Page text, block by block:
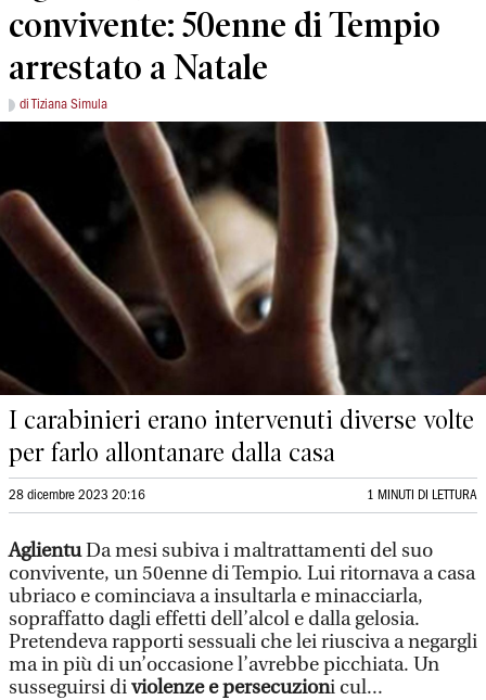
convivente: 50enne di Tempio
arrestato a Natale
di Tiziana Simula
I carabinieri erano intervenuti diverse volte
per farlo allontanare dalla casa
28 dicembre 2023 20:16 1 MINUTI DI LETTURA
AglientuDa mesi subiva i maltrattamenti del suo
convivente, un 50enne di Tempio. Lui ritornava a casa
ubriaco e cominciava a insultarla e minacciarla,
sopraffatto dagli effetti dell’alcol e dalla gelosia.
Pretendeva rapporti sessuali che lei riusciva a negargli
ma in più di un’occasione l’avrebbe picchiata. Un
susseguirsi diviolenze e persecuzioni cul...